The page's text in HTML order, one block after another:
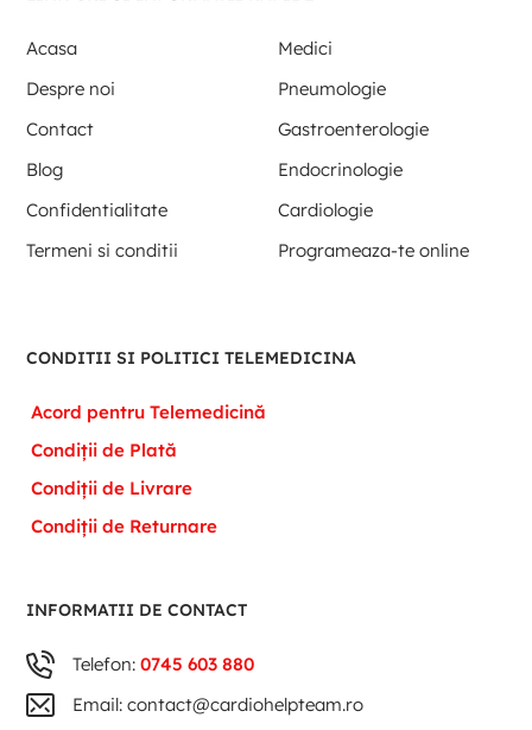
Acasa
Medici
Despre noi
Pneumologie
Contact
Gastroenterologie
Blog
Endocrinologie
Confidentialitate
Cardiologie
Termeni si conditii
Programeaza-te online
CONDITII SI POLITICI TELEMEDICINA
Acord pentru Telemedicină
Condiții de Plată
Condiții de Livrare
Condiții de Returnare
INFORMATII DE CONTACT
Telefon:0745 603 880
Email: contact@cardiohelpteam.ro